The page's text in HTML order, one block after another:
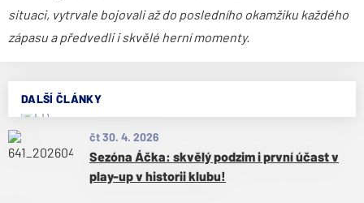
DALŠÍ ČLÁNKY
čt 30. 4. 2026
Sezóna Áčka: skvělý podzim i první účast v
play-up v historii klubu!
situaci, vytrvale bojovali až do posledního okamžiku každého
zápasu a předvedli i skvělé herní momenty.